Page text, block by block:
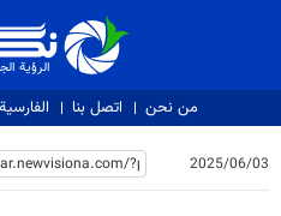
الرؤية الجديدة
الرؤية
من نحن اتصل بنا الفارسية
2025/06/03